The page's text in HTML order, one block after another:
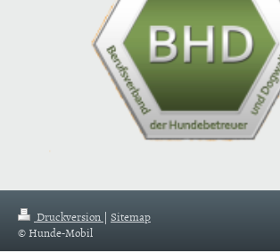
Druckversion | Sitemap
© Hunde-Mobil